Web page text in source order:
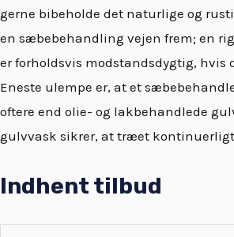
gerne bibeholde det naturlige og
en sæbebehandling vejen frem; en
er forholdsvis modstandsdygtig, hvis
Eneste ulempe er, at et
oftere end olie- og lakbehandlede
gulvvask sikrer, at træet
Indhent tilbud